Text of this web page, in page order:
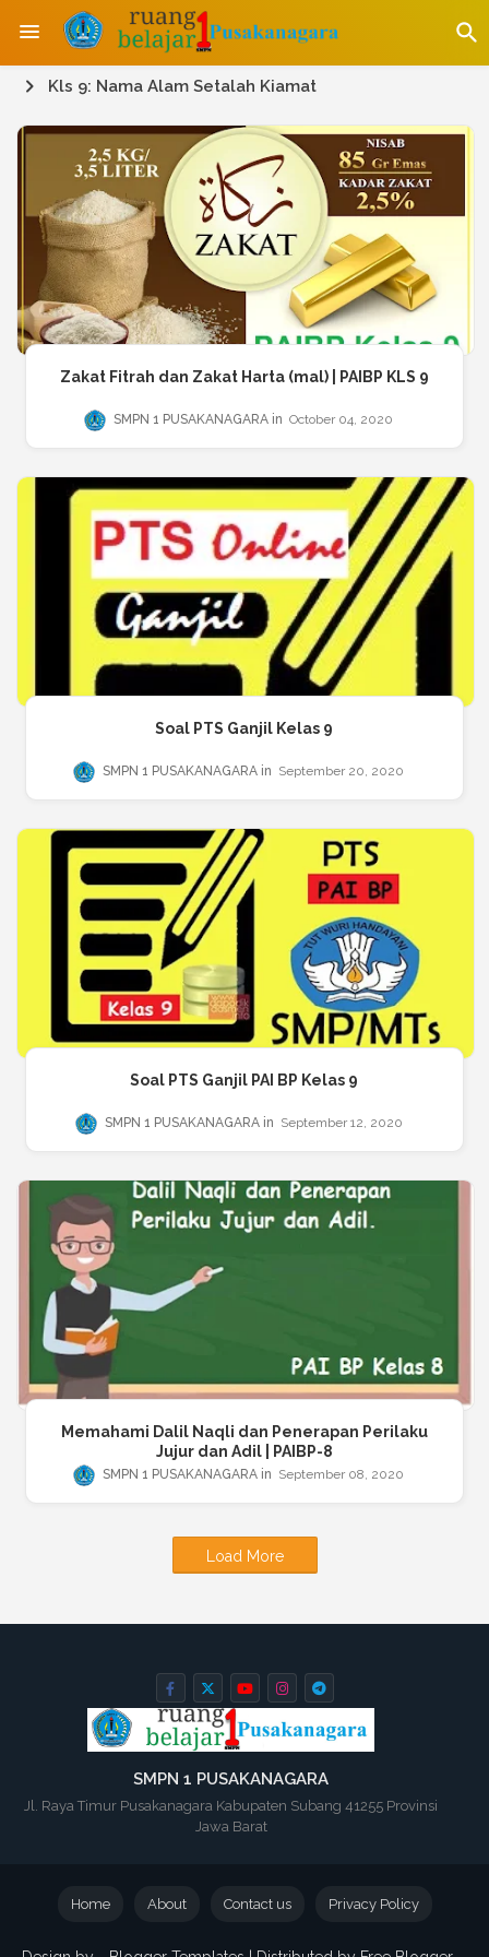
Kls 9: Nama Alam Setalah Kiamat
Zakat Fitrah dan Zakat Harta (mal) | PAIBP KLS 9
SMPN 1 PUSAKANAGARA October 04, 2020
Soal PTS Ganjil Kelas 9
SMPN 1 PUSAKANAGARA September 20, 2020
Soal PTS Ganjil PAI BP Kelas 9
SMPN 1 PUSAKANAGARA September 12, 2020
Memahami Dalil Naqli dan Penerapan Perilaku
Jujur dan Adil | PAIBP-8
SMPN 1 PUSAKANAGARA September 08, 2020
Load More
SMPN 1 PUSAKANAGARA
Jl. Raya Timur Pusakanagara Kabupaten Subang 41255 Provinsi
Jawa Barat
Home About Contact us Privacy Policy